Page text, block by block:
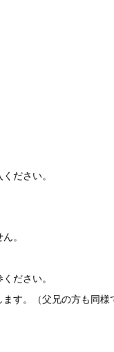
ださい。
。
ださい。
す。（父兄の方も同様